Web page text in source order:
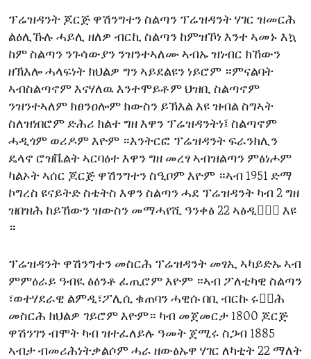
ፕሬዝዳንት ጆርጅ ዋሽንግተን ስልጣን ፕሬዝዳንት ሃገር ዝመርሕ
ልዕሊኹሉ ሓይሊ ዘለዎ ብርኪ ስልጣን ከምዝኾነ እንተ ኣመኑ እኳ
ከም ስልጣን ንጉሳውያን ንዝንተኣለሙ ኣብኡ ዝነብር ክኸውን
ዘኽእሎ ሓላፍነት ክህልዎ ግን ኣይደልዩን ነይሮም ።ምናልባት
ኣብስልጣኖም እናሃለዉ እንተሞይቶም ህዝቢ ስልጣኖም
ንዝንተኣለም ክፀንዐሎም ክውስን ይኽእል እዩ ዝብል ስግኣት
ስለዝነበሮም ድሕሪ ክልተ ግዘ እዋን ፕሬዝዳንትነ፤ ስልጣኖም
ሓዲጎም ወሪዶም እዮም ።እንትርፎ ፕሬዝዳንት ፍራንክሊን
ዴላኖ ሮዝቬልት ኣርባዕተ እዋን ግዘ መረፃ ኣብዝልጣን ምፅነሖም
ካልኦት ኣሰር ጆርጅ ዋሽንግተን ስዒቦም እዮም ።ኣብ 1951 ድማ
ኮግረስ ዩናይትድ ስቴትስ እዋን ስልጣን ሓደ ፕሬዝዳንት ካብ 2 ግዘ
ዝበዝሕ ከይኸውን ዝውስን መማሓየሺ ዓንቀፅ 22 ኣፅዲቁ፟፟ እዩ
።
ፕሬዝዳንት ዋሽንግተን መስርሕ ፕሬዝዳንት መፃኢ ኣካይድኡ ኣብ
ምምዕራይ ዓብዪ ፅዕንቶ ፈጢሮም እዮም ።ኣብ ፖለቲካዊ ስልጣን
፣ወተሃደራዊ ልምዲ፣ፖሊሲ ቁጠባን ሓዊሱ በቢ ብርኩ ሩቁ፟ሕ
መስርሕ ክህልዎ ገይሮም እዮም። ካብ መጀመርታ 1800 ጆርጅ
ዋሽንገን ብሞት ካብ ዝተፈለይሉ ዓመት ጀሚሩ ስጋብ 1885
ኣብታ ብመሪሕነትቃልሶም ሓራ ዘውፅኡዋ ሃገር ለካቲት 22 ማለት